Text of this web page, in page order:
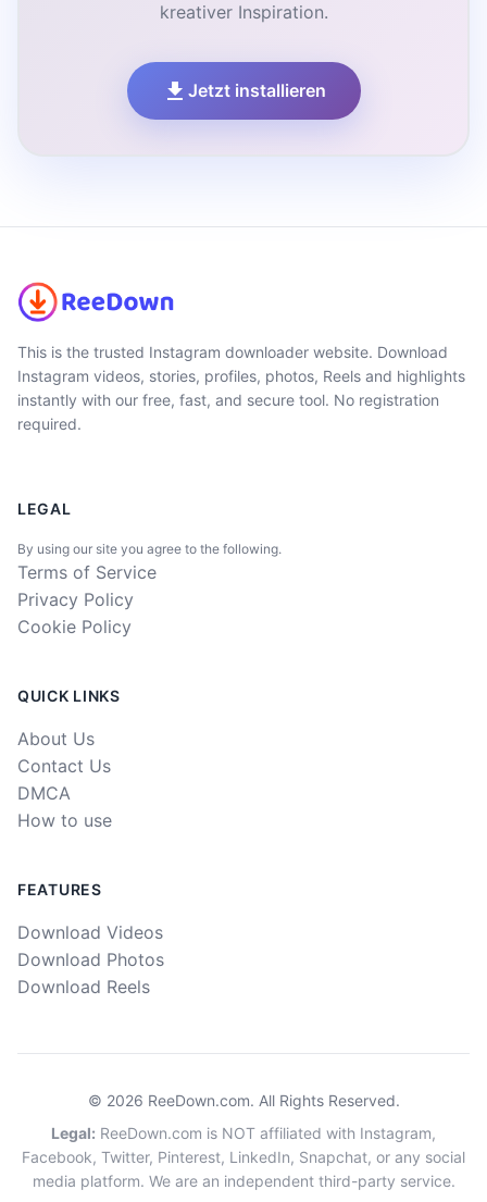
kreativer Inspiration.
Jetzt installieren
This is the trusted Instagram downloader website. Download
Instagram videos, stories, profiles, photos, Reels and highlights
instantly with our free, fast, and secure tool. No registration
required.
LEGAL
By using our site you agree to the following.
Terms of Service
Privacy Policy
Cookie Policy
QUICK LINKS
About Us
Contact Us
DMCA
How to use
FEATURES
Download Videos
Download Photos
Download Reels
© 2026 ReeDown.com. All Rights Reserved.
Legal: ReeDown.com is NOT affiliated with Instagram,
Facebook, Twitter, Pinterest, LinkedIn, Snapchat, or any social
media platform. We are an independent third-party service.